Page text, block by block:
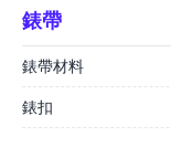
錶帶
錶帶材料
錶扣